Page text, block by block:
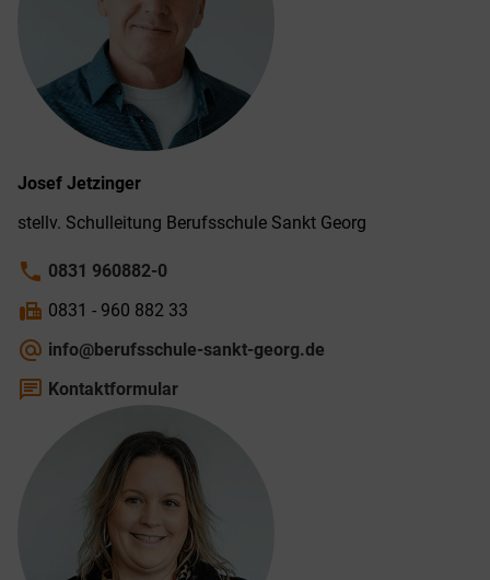
Josef Jetzinger
stellv. Schul­leitung Berufs­schule Sankt Georg
phone 0831 960882-0
fax 0831 - 960 882 33
alternate_email info@berufsschule-sankt-georg.de
chat Kontaktformular